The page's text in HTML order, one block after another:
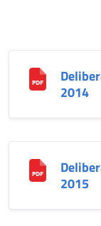
2014
2015